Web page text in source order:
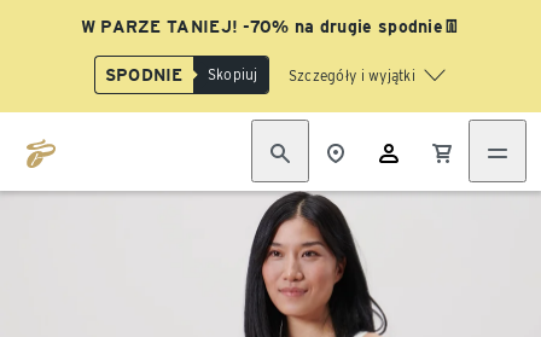
W PARZE TANIEJ! -70% na drugie spodnie👖
SPODNIE Skopiuj Szczegóły i wyjątki